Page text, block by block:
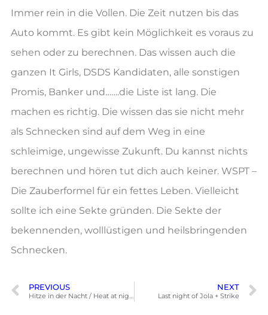
Immer rein in die Vollen. Die Zeit nutzen bis das
Auto kommt. Es gibt kein Möglichkeit es voraus zu
sehen oder zu berechnen. Das wissen auch die
ganzen It Girls, DSDS Kandidaten, alle sonstigen
Promis, Banker und…….die Liste ist lang. Die
machen es richtig. Die wissen das sie nicht mehr
als Schnecken sind auf dem Weg in eine
schleimige, ungewisse Zukunft. Du kannst nichts
berechnen und hören tut dich auch keiner. WSPT –
Die Zauberformel für ein fettes Leben. Vielleicht
sollte ich eine Sekte gründen. Die Sekte der
bekennenden, wolllüstigen und heilsbringenden
Schnecken.
PREVIOUS
Hitze in der Nacht / Heat at night / Chaleur pendant la nuit
NEXT
Last night of Jola + Strike